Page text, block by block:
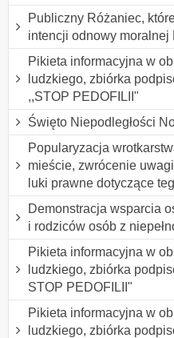
Publiczny Różaniec,
intencji odnowy
Pikieta informacyjna w
ludzkiego, zbiórka
,,STOP PEDOFILII"
Święto Niepodległości
Popularyzacja
mieście, zwrócenie
luki prawne dotyczące
Demonstracja wsparcia
i rodziców osób z
Pikieta informacyjna w
ludzkiego, zbiórka
STOP PEDOFILII"
Pikieta informacyjna w
ludzkiego, zbiórka